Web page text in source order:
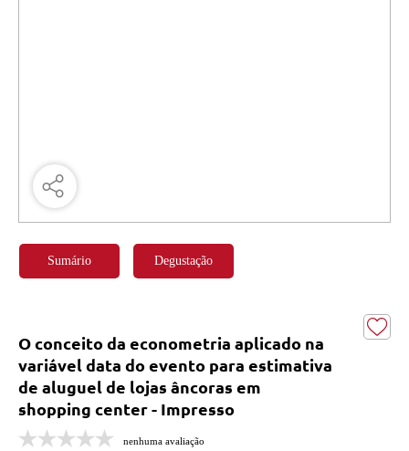
Sumário Degustação
O conceito da econometria aplicado na
variável data do evento para estimativa
de aluguel de lojas âncoras em
shopping center - Impresso
nenhuma avaliação